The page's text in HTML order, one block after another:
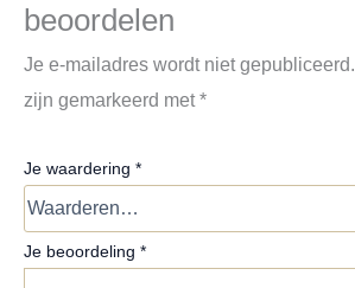
beoordelen
Je e-mailadres wordt niet gepubliceerd.
zijn gemarkeerd met*
Je waardering *
Je beoordeling *